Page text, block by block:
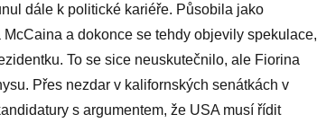
dále k politické kariéře. Působila jako
a dokonce se tehdy objevily spekulace,
To se sice neuskutečnilo, ale Fiorina
Přes nezdar v kalifornských senátkách v
s argumentem, že USA musí řídit